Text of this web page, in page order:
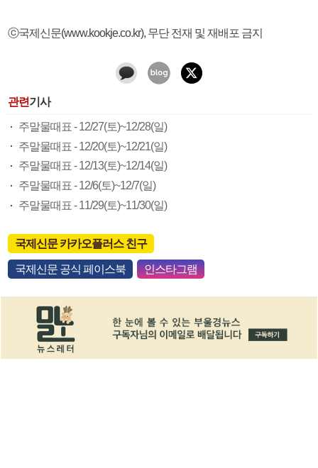
ⓒ국제신문(www.kookje.co.kr), 무단 전재 및 재배포 금지
관련기사
주말물때표 - 12/27(토)~12/28(일)
주말물때표 - 12/20(토)~12/21(일)
주말물때표 - 12/13(토)~12/14(일)
주말물때표 - 12/6(토)~12/7(일)
주말물때표 - 11/29(토)~11/30(일)
국제신문 카카오플러스 친구
국제신문 공식 페이스북 인스타그램